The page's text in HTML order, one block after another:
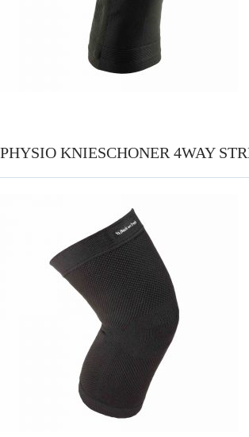
PHYSIO KNIESCHONER 4WAY